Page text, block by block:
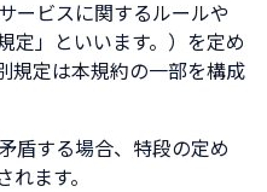
ービスに関するルールや
定」といいます。）を定め
規定は本規約の一部を構成
盾する場合、特段の定め
ます。